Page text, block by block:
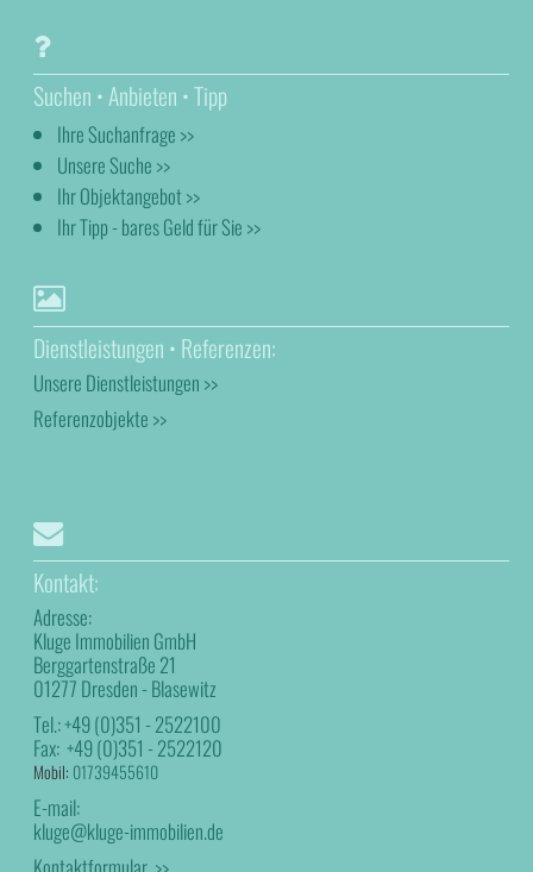
Suchen • Anbieten • Tipp
Ihre Suchanfrage >>
Unsere Suche >>
Ihr Objektangebot >>
Ihr Tipp - bares Geld für Sie >>
Dienstleistungen • Referenzen:
Unsere Dienstleistungen >>
Referenzobjekte >>
Kontakt:
Adresse:
Kluge Immobilien GmbH
Berggartenstraße 21
01277 Dresden - Blasewitz
Tel.:+49 (0)351 - 2522100
Fax:+49 (0)351 - 2522120
Mobil: 01739455610
E-mail:
kluge@kluge-immobilien.de